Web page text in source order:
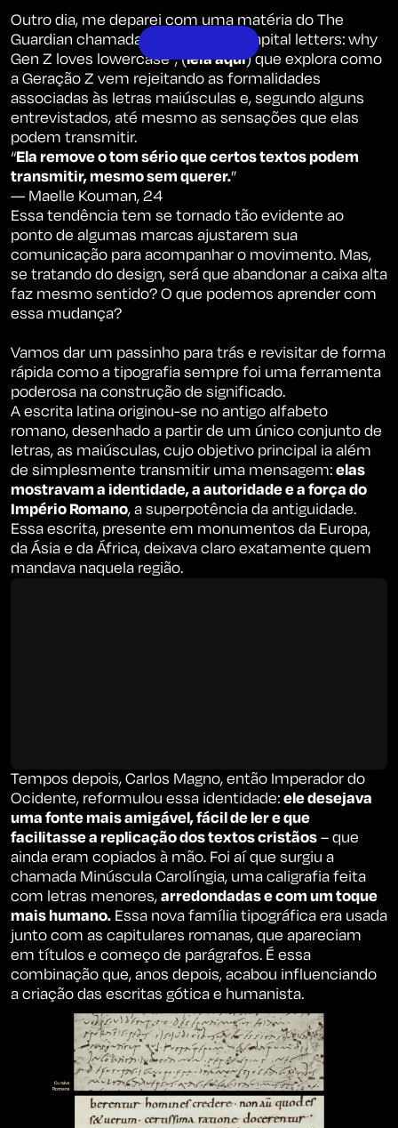
Outro dia, me deparei com uma matéria doThe
Guardian chamada
“The death of capital letters: why
Gen Z loves lowercase”,(leia aqui) que explora como
a Geração Z vem rejeitando as formalidades
associadas às letras maiúsculas e, segundo alguns
entrevistados, até mesmo as sensações que elas
podem transmitir.
“Ela remove o tom sério que certos textos podem
transmitir, mesmo sem querer.”
— Maelle Kouman, 24
Essa tendência tem se tornado tão evidente ao
ponto de algumas marcas ajustarem sua
comunicação para acompanhar o movimento. Mas,
se tratando do design, será que abandonar a caixa alta
faz mesmo sentido? O que podemos aprender com
essa mudança?
Vamos dar um passinho para trás e revisitar de forma
rápida como a tipografia sempre foi uma ferramenta
poderosa na construção de significado.
A escrita latina originou-se no antigo alfabeto
romano, desenhado a partir de um único conjunto de
letras, as maiúsculas, cujo objetivo principal ia além
de simplesmente transmitir uma mensagem:elas
mostravam a identidade, a autoridade e a força do
Império Romano, a superpotência da antiguidade.
Essa escrita, presente em monumentos da Europa,
da Ásia e da África, deixava claro exatamente quem
mandava naquela região.
Tempos depois, Carlos Magno, então Imperador do
Ocidente, reformulou essa identidade:ele desejava
uma fonte mais amigável, fácil de ler e que
facilitasse a replicação dos textos cristãos– que
ainda eram copiados à mão. Foi aí que surgiu a
chamada Minúscula Carolíngia, uma caligrafia feita
com letras menores,arredondadas e com um toque
mais humano.Essa nova família tipográfica era usada
junto com as capitulares romanas, que apareciam
em títulos e começo de parágrafos. É essa
combinação que, anos depois, acabou influenciando
a criação das escritas gótica e humanista.